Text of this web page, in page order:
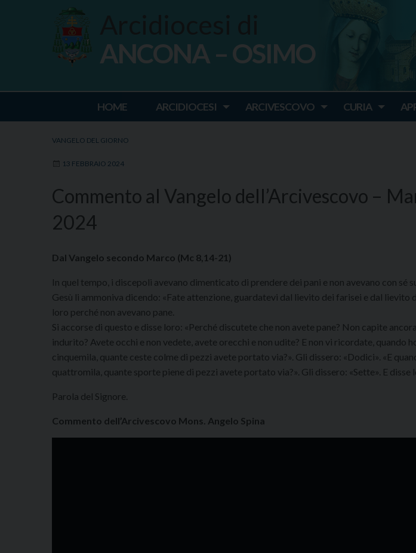
Ancona Osimo
ANCONA – OSIMO
HOME ARCIDIOCESI ARCIVESCOVO CURIA
VANGELO DEL GIORNO
13 FEBBRAIO 2024
Commento al Vangelo dell’Arcivescovo –
2024
Dal Vangelo secondo Marco (Mc 8,14-21)
In quel tempo, i discepoli avevano dimenticato di prendere dei pani e non avevano con sé
Gesù li ammoniva dicendo: «Fate attenzione, guardatevi dal lievito dei farisei e dal lievito
loro perché non avevano pane.
Si accorse di questo e disse loro: «Perché discutete che non avete pane? Non capite
indurito? Avete occhi e non vedete, avete orecchi e non udite? E non vi ricordate, quando
cinquemila, quante ceste colme di pezzi avete portato via?». Gli dissero: «Dodici». «E
quattromila, quante sporte piene di pezzi avete portato via?». Gli dissero: «Sette». E disse
Parola del Signore.
Commento dell’Arcivescovo Mons. Angelo Spina